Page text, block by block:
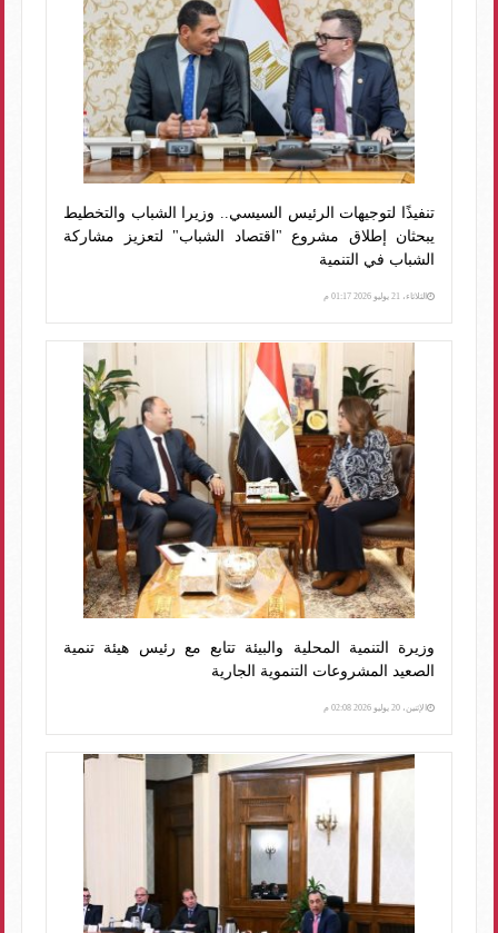
تنفيذًا لتوجيهات الرئيس السيسي.. وزيرا الشباب والتخطيط
يبحثان إطلاق مشروع "اقتصاد الشباب" لتعزيز مشاركة
الشباب في التنمية
الثلاثاء، 21 يوليو 2026 01:17 م
وزيرة التنمية المحلية والبيئة تتابع مع رئيس هيئة تنمية
الصعيد المشروعات التنموية الجارية
الإثنين، 20 يوليو 2026 02:08 م